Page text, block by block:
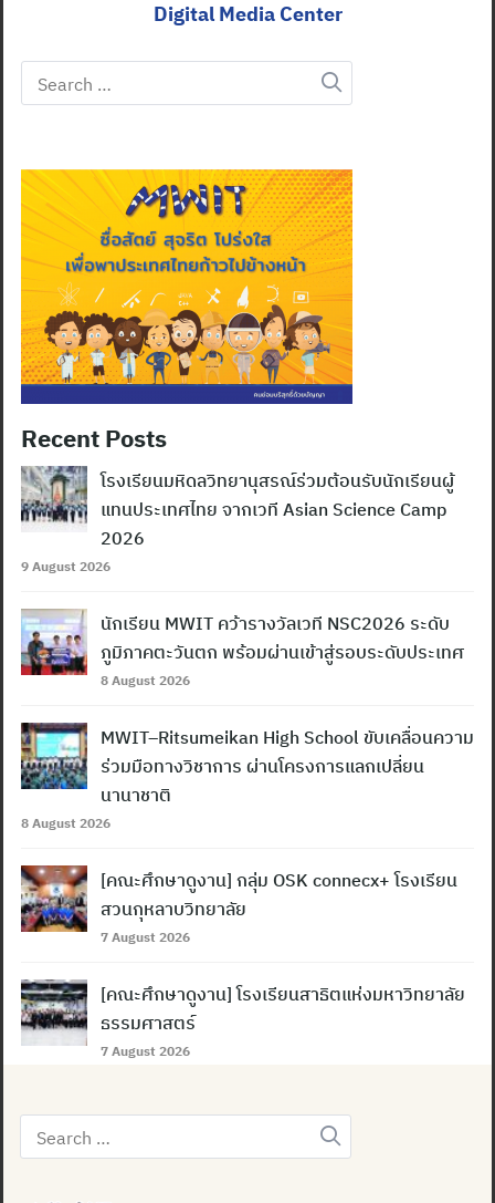
Digital Media Center
Search
for:
Recent Posts
โรงเรียนมหิดลวิทยานุสรณ์ร่วมต้อนรับนักเรียนผู้
แทนประเทศไทย จากเวที Asian Science Camp
2026
9 August 2026
นักเรียน MWIT คว้ารางวัลเวที NSC2026 ระดับ
ภูมิภาคตะวันตก พร้อมผ่านเข้าสู่รอบระดับประเทศ
8 August 2026
MWIT–Ritsumeikan High School ขับเคลื่อนความ
ร่วมมือทางวิชาการ ผ่านโครงการแลกเปลี่ยน
นานาชาติ
8 August 2026
[คณะศึกษาดูงาน] กลุ่ม OSK connecx+ โรงเรียน
สวนกุหลาบวิทยาลัย
7 August 2026
[คณะศึกษาดูงาน] โรงเรียนสาธิตแห่งมหาวิทยาลัย
ธรรมศาสตร์
7 August 2026
Search
for: